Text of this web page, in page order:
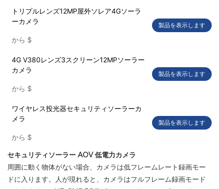
トリプルレンズ12MP屋外ソレア4Gソーラ
ーカメラ
から $
製品を表示します
4G V380レンズ3スクリーン12MPソーラー
カメラ
から $
製品を表示します
ワイヤレス投光器セキュリティソーラーカ
メラ
から $
製品を表示します
セキュリティソーラー AOV 低電力カメラ
周囲に動く物体がない場合、カメラは低フレームレート録画モー
ドに入ります。人が現れると、カメラはフルフレーム録画モード